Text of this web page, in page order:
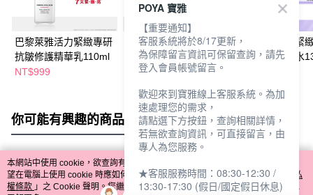
巴黎萊雅活力緊緻專研
抗皺修護精華乳110ml
NT$999
萊雅活力緊緻抗皺緊實
潔面乳 100ml
NT$160
巴黎萊雅活力緊
抗皺修護精華水
你可能有興趣的商品 全站排行
熱門標籤
本網站中使用 cookie，欲查詢有關本網站使用 cookie 方式之詳情，及若您不希
望在電腦上使用 cookie 時應如何變更電腦的 cookie 設定，請參閱本網站「
隱私
權條款 」之 Cookie 聲明。您繼續使用本網站即表示您同意本公司得按本網站使
POYA 寶雅
【重要通知】
客服系統將於8/17更新，
為保障留言資訊可保留查詢，請先
登入會員帳號留言。
歡迎來到寶雅線上客服系統。為加
速處理您的需求，
請點選下方按鈕，查詢相關詳情，
若無欲查詢資訊，可直接留言，由
專人為您服務。
★客服服務時間：08:30-12:30 /
13:30-17:30 (假日/國定假日休息)